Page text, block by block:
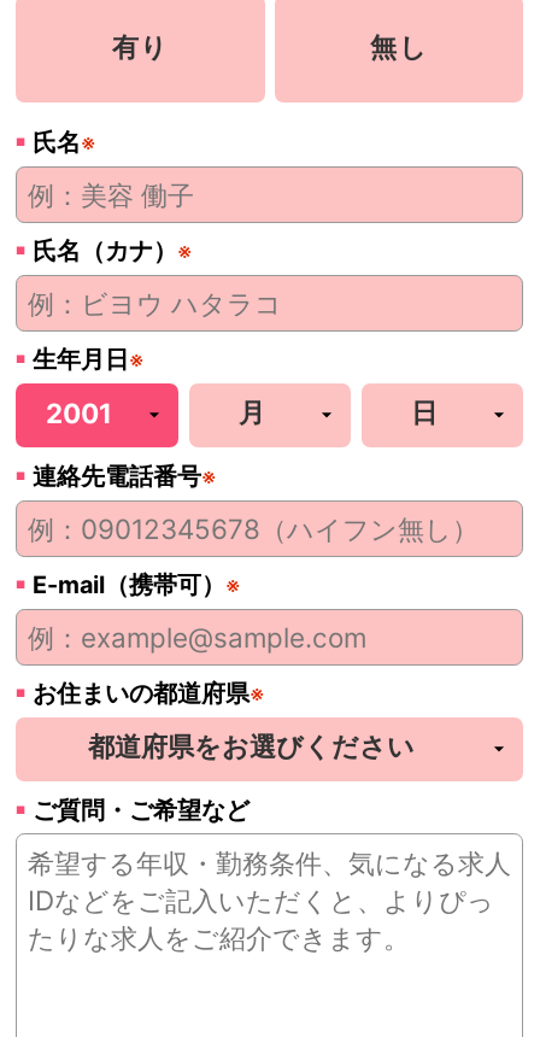
有り 無し
氏名※
氏名（カナ） ※
生年月日 ※
連絡先電話番号※
E-mail（携帯可） ※
お住まいの都道府県※
ご質問・ご希望など